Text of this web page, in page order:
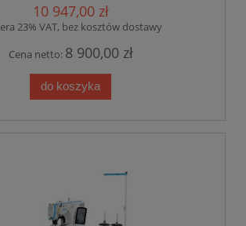
10 947,00 zł
23% VAT, bez kosztów dostawy
Cena netto: 8 900,00 zł
do koszyka